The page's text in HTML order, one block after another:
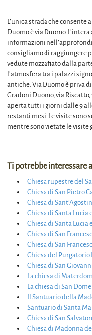
L’unica strada che consente
Duomo è via Duomo.
informazioni
consigliamo di raggiungere
vedute mozzafiato dalla
l’atmosfera tra i palazzi
antiche. Via Duomo è priva
Gradoni Duomo, via Riscatto,
aperta tutti i giorni dalle 9
restanti mesi. Le visite sono
mentre sono vietate le visite
Ti potrebbe interessare
Chiesa rupestre del
Chiesa di San Pietro
Chiesa di
Chiesa di Santa Lucia
Chiesa di Santa Lucia
Chiesa di San
Chiesa di San
Chiesa del Purgatorio
Chiesa di San
La chiesa di
La chiesa di San
Il Santuario della
Santuario di Santa
Chiesa di San
Chiesa di Madonna